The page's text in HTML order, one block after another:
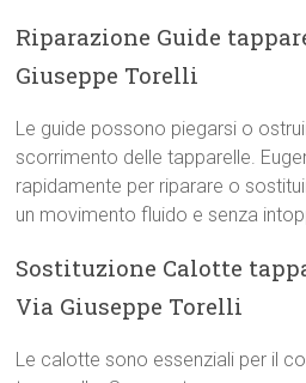
Riparazione Guide
Giuseppe Torelli
Le guide possono piegarsi o
scorrimento delle tapparelle.
rapidamente per riparare o
un movimento fluido e senza
Sostituzione Calotte
Via Giuseppe Torelli
Le calotte sono essenziali per il